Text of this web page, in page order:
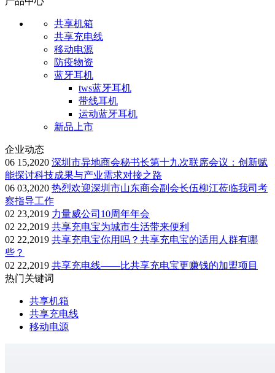
共享机箱
共享充电线
移动电源
防疫物资
蓝牙耳机
tws蓝牙耳机
带线耳机
运动蓝牙耳机
新品上市
企业动态
06 15,2020 深圳市异地商会秘书长第十九次联席会议：创新赋
能探讨科技成果与产业需求对接之路
06 03,2020 热烈欢迎深圳市山东商会副会长伍柳江莅临我司考
察指导工作
02 23,2019 力量威公司10周年年会
02 22,2019 共享充电宝为城市生活带来便利
02 22,2019 共享充电宝你用吗？共享充电宝的适用人群有哪
些？
02 22,2019 共享充电线——比共享充电宝更赚钱的加盟项目
热门关键词
共享机箱
共享充电线
移动电源